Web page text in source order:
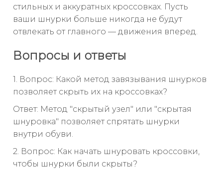
стильных и аккуратных кроссовках. Пусть
ваши шнурки больше никогда не будут
отвлекать от главного — движения вперед.
Вопросы и ответы
1. Вопрос: Какой метод завязывания шнурков
позволяет скрыть их на кроссовках?
Ответ: Метод "скрытый узел" или "скрытая
шнуровка" позволяет спрятать шнурки
внутри обуви.
2. Вопрос: Как начать шнуровать кроссовки,
чтобы шнурки были скрыты?